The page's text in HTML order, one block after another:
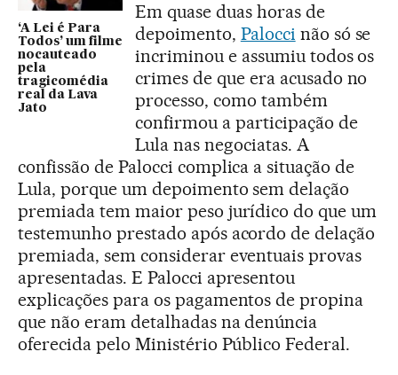
‘A Lei é Para
Todos’ um filme
nocauteado
pela
tragicomédia
real da Lava
Jato
Em quase duas horas de
depoimento, Palocci não só se
incriminou e assumiu todos os
crimes de que era acusado no
processo, como também
confirmou a participação de
Lula nas negociatas. A
confissão de Palocci complica a situação de
Lula, porque um depoimento sem delação
premiada tem maior peso jurídico do que um
testemunho prestado após acordo de delação
premiada, sem considerar eventuais provas
apresentadas. E Palocci apresentou
explicações para os pagamentos de propina
que não eram detalhadas na denúncia
oferecida pelo Ministério Público Federal.